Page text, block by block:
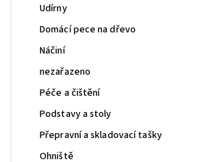
Udírny
Domácí pece na dřevo
Náčiní
nezařazeno
Péče a čištění
Podstavy a stoly
Přepravní a skladovací tašky
Ohniště